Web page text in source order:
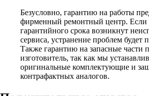
Безусловно, гарантию на работы
фирменный ремонтный центр. Если
гарантийного срока возникнут
сервиса, устранение проблем будет
Также гарантию на запасные части
изготовитель, так как мы
оригинальные комплектующие и
контрафактных аналогов.